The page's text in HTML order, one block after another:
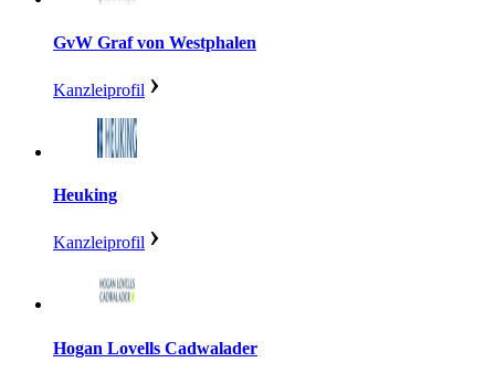
GvW Graf von Westphalen
Kanzleiprofil
Heuking
Kanzleiprofil
Hogan Lovells Cadwalader